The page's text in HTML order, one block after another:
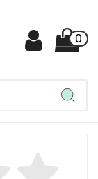
0